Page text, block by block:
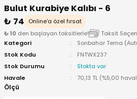
Bulut Kurabiye Kalıbı - 6
₺ 74
Online'a özel fırsat
₺ 10 den başlayan taksitlerle!
Taksit
Kategori
Sonbahar Tema
Stok Kodu
FNTWX237
Stok Durumu
Stokta var
Havale
70,13 TL (%5,00
Ölçü
/ Embosser
/ Doku-Şablon Baskı
Aparatları